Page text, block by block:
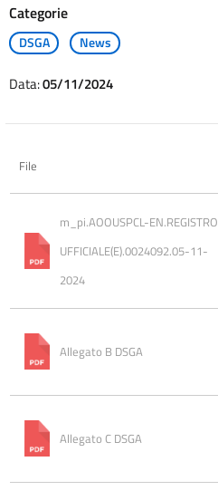
Categorie
DSGA News
Data:05/11/2024
File
m_pi.AOOUSPCL-EN.REGISTRO
UFFICIALE(E).0024092.05-11-
2024
Allegato B DSGA
Allegato C DSGA